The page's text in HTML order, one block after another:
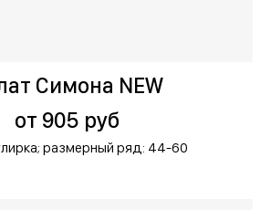
Симона NEW
от 905 руб
размерный ряд: 44-60